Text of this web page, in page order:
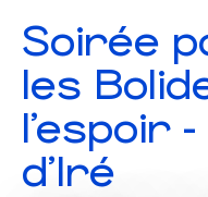
Soirée
les
l’espoir
d'Iré